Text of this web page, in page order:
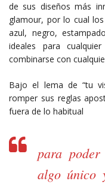
de sus diseños más
glamour, por lo cual
azul, negro,
ideales para
combinarse con
Bajo el lema de “tu
romper sus reglas
fuera de lo habitual
para
algo único